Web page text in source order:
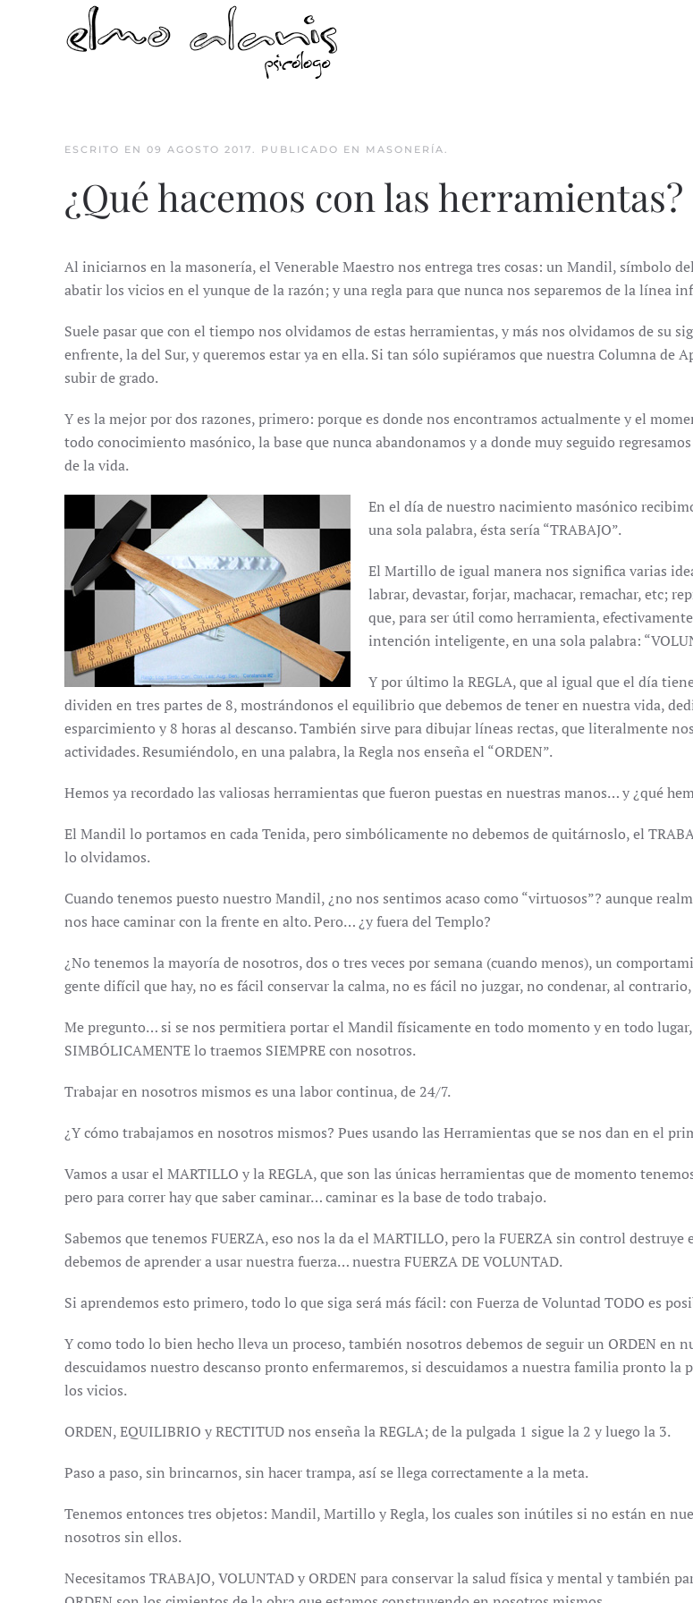
Skip to main content
ESCRITO EN 09 AGOSTO 2017. PUBLICADO EN MASONERÍA.
¿Qué hacemos con las herramientas?
Al iniciarnos en la masonería, el Venerable Maestro nos entrega tres cosas: un Mandil, símbolo
abatir los vicios en el yunque de la razón; y una regla para que nunca nos separemos de la línea
Suele pasar que con el tiempo nos olvidamos de estas herramientas, y más nos olvidamos de su
enfrente, la del Sur, y queremos estar ya en ella. Si tan sólo supiéramos que nuestra Columna de
subir de grado.
Y es la mejor por dos razones, primero: porque es donde nos encontramos actualmente y el
todo conocimiento masónico, la base que nunca abandonamos y a donde muy seguido
de la vida.
En el día de nuestro nacimiento masónico
una sola palabra, ésta sería “TRABAJO”.
El Martillo de igual manera nos significa varias
labrar, devastar, forjar, machacar, remachar, etc;
que, para ser útil como herramienta,
intención inteligente, en una sola palabra:
Y por último la REGLA, que al igual que el día
dividen en tres partes de 8, mostrándonos el equilibrio que debemos de tener en nuestra vida,
esparcimiento y 8 horas al descanso. También sirve para dibujar líneas rectas, que literalmente
actividades. Resumiéndolo, en una palabra, la Regla nos enseña el “ORDEN”.
Hemos ya recordado las valiosas herramientas que fueron puestas en nuestras manos… y ¿qué
El Mandil lo portamos en cada Tenida, pero simbólicamente no debemos de quitárnoslo, el
lo olvidamos.
Cuando tenemos puesto nuestro Mandil, ¿no nos sentimos acaso como “virtuosos”? aunque
nos hace caminar con la frente en alto. Pero… ¿y fuera del Templo?
¿No tenemos la mayoría de nosotros, dos o tres veces por semana (cuando menos), un
gente difícil que hay, no es fácil conservar la calma, no es fácil no juzgar, no condenar, al
Me pregunto… si se nos permitiera portar el Mandil físicamente en todo momento y en todo
SIMBÓLICAMENTE lo traemos SIEMPRE con nosotros.
Trabajar en nosotros mismos es una labor continua, de 24/7.
¿Y cómo trabajamos en nosotros mismos? Pues usando las Herramientas que se nos dan en el
Vamos a usar el MARTILLO y la REGLA, que son las únicas herramientas que de momento
pero para correr hay que saber caminar… caminar es la base de todo trabajo.
Sabemos que tenemos FUERZA, eso nos la da el MARTILLO, pero la FUERZA sin control
debemos de aprender a usar nuestra fuerza… nuestra FUERZA DE VOLUNTAD.
Si aprendemos esto primero, todo lo que siga será más fácil: con Fuerza de Voluntad TODO es
Y como todo lo bien hecho lleva un proceso, también nosotros debemos de seguir un ORDEN en
descuidamos nuestro descanso pronto enfermaremos, si descuidamos a nuestra familia pronto la
los vicios.
ORDEN, EQUILIBRIO y RECTITUD nos enseña la REGLA; de la pulgada 1 sigue la 2 y luego la 3.
Paso a paso, sin brincarnos, sin hacer trampa, así se llega correctamente a la meta.
Tenemos entonces tres objetos: Mandil, Martillo y Regla, los cuales son inútiles si no están en
nosotros sin ellos.
Necesitamos TRABAJO, VOLUNTAD y ORDEN para conservar la salud física y mental y también